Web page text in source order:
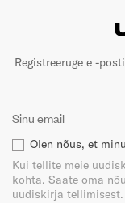
Registreeruge e -
Olen nõus, et
Kui tellite meie
kohta. Saate oma
uudiskirja